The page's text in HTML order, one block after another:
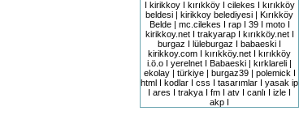
I kirikkoy I kırıkköy I cilekes I kırıkköy
beldesi | kirikkoy belediyesi | Kırıkköy
Belde | mc.cilekes I rap I 39 I moto I
kirikkoy.net I trakyarap I kırıkköy.net I
burgaz I lüleburgaz I babaeski I
kirikkoy.com I kırıkköy.net I kırıkköy
i.ö.o I yerelnet I Babaeski | kırklareli |
ekolay | türkiye | burgaz39 | polemick I
html I kodlar I css I tasarımlar I yasak ip
I ares I trakya I fm I atv I canlı I izle I
akp I